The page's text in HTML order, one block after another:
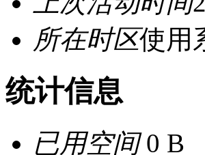
所在时区使用
统计信息
已用空间0 B